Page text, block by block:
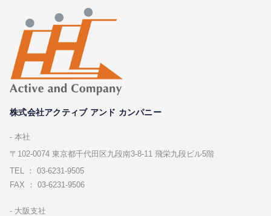
株式会社アクティブ アンド カンパニー
本社
〒102-0074 東京都千代⽥区九段南3-8-11 飛栄九段ビル5階
TEL ： 03-6231-9505
FAX ： 03-6231-9506
⼤阪⽀社